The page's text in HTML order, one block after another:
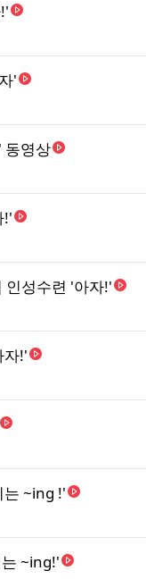
'
동영상
!'
성수련 '아자!'
자!'
~ing !'
~ing!'